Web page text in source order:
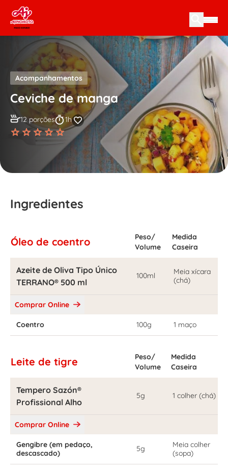
Skip to content
Acompanhamentos
Ceviche de manga
12 porções 1h
Ingredientes
Óleo de coentro
Peso/
Volume
Medida
Caseira
Azeite de Oliva Tipo Único
TERRANO® 500 ml
100ml
Meia xícara
(chá)
Comprar Online
Coentro 100g 1 maço
Leite de tigre
Peso/
Volume
Medida
Caseira
Tempero Sazón®
Profissional Alho
5g 1 colher (chá)
Comprar Online
Gengibre (em pedaço,
descascado)
5g
Meia colher
(sopa)